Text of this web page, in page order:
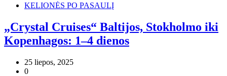
KELIONĖS PO PASAULĮ
„Crystal Cruises“ Baltijos, Stokholmo iki
Kopenhagos: 1–4 dienos
25 liepos, 2025
0